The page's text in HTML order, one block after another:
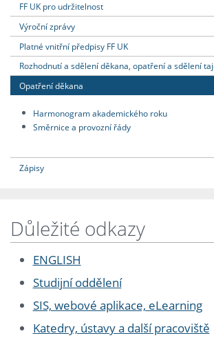
FF UK pro udržitelnost
Výroční zprávy
Platné vnitřní předpisy FF UK
Rozhodnutí a sdělení děkana, opatření a sdělení
Opatření děkana
Harmonogram akademického roku
Směrnice a provozní řády
Zápisy
Důležité odkazy
ENGLISH
Studijní oddělení
SIS, webové aplikace, eLearning
Katedry, ústavy a další pracoviště